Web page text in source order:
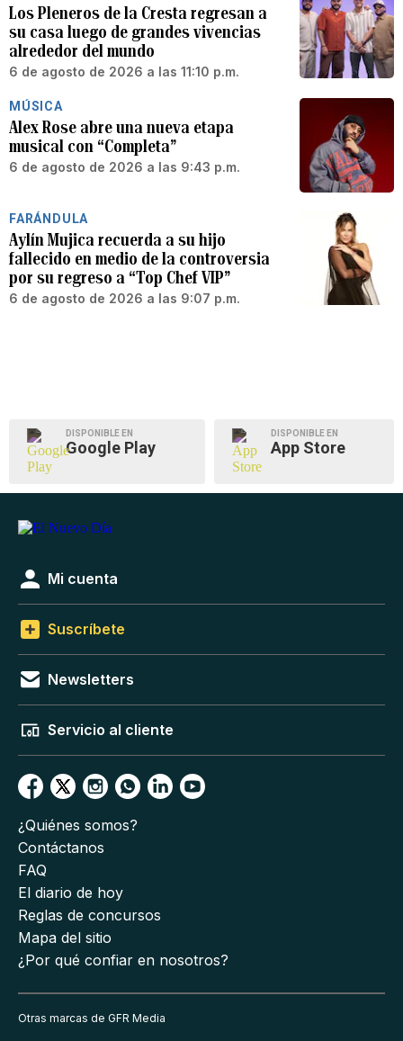
Los Pleneros de la Cresta regresan a
su casa luego de grandes vivencias
alrededor del mundo
6 de agosto de 2026 a las 11:10 p.m.
MÚSICA
Alex Rose abre una nueva etapa
musical con “Completa”
6 de agosto de 2026 a las 9:43 p.m.
FARÁNDULA
Aylín Mujica recuerda a su hijo
fallecido en medio de la controversia
por su regreso a “Top Chef VIP”
6 de agosto de 2026 a las 9:07 p.m.
DISPONIBLE EN
Google Play
DISPONIBLE EN
App Store
Mi cuenta
Suscríbete
Newsletters
Servicio al cliente
¿Quiénes somos?
Contáctanos
FAQ
El diario de hoy
Reglas de concursos
Mapa del sitio
¿Por qué confiar en nosotros?
Otras marcas de GFR Media